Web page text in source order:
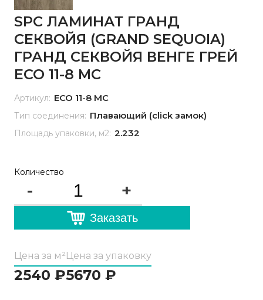
SPC ЛАМИНАТ ГРАНД
СЕКВОЙЯ (GRAND SEQUOIA)
ГРАНД СЕКВОЙЯ ВЕНГЕ ГРЕЙ
ECO 11-8 MC
Артикул: ECO 11-8 MC
Тип соединения: Плавающий (click замок)
Площадь упаковки, м2: 2.232
Количество
- +
Заказать
Цена за м²
2540 ₽
Цена за упаковку
5670 ₽